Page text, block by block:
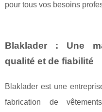
pour tous vos besoins
Blaklader : Une
qualité et de fiabilité
Blaklader est une
fabrication de